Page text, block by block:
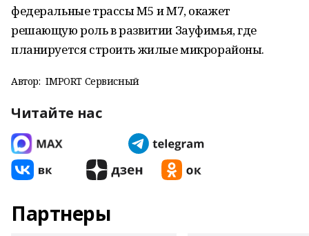
федеральные трассы М5 и М7, окажет
решающую роль в развитии Зауфимья, где
планируется строить жилые микрорайоны.
Автор: IMPORT Сервисный
Читайте нас
Партнеры